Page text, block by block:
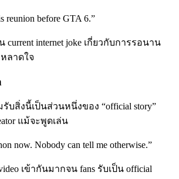
reunion before GTA 6.”
internet joke เกี่ยวกับการรอนาน
ลาดใจ
บสิ่งนี้เป็นส่วนหนึ่งของ “official story”
แม้จะพูดเล่น
now. Nobody can tell me otherwise.”
เข้ากันมากจน fans รับเป็น official